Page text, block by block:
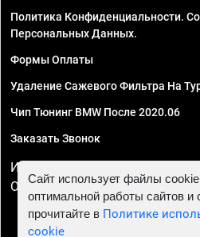
Политика Конфиденциальности.
Персональных Данных.
Формы Оплаты
Удаление Сажевого Фильтра На
Чип Тюнинг BMW После 2020.06
Заказать Звонок
ИП Смирнов Георгий
ОГРНИП 324470400032610
Сайт использует файлы
оптимальной работы сайтов и
прочитайте в Политике
cookie